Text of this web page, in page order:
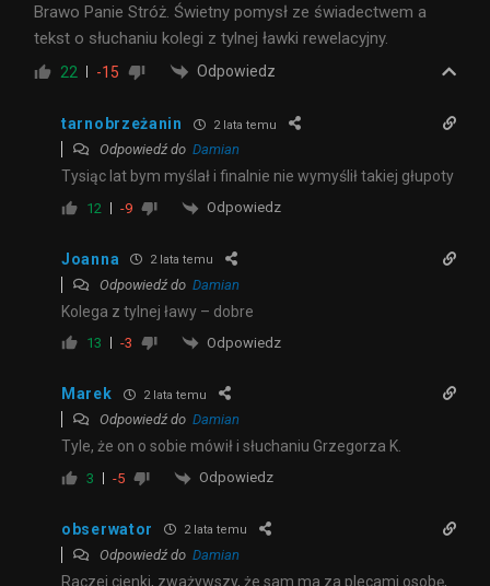
Brawo Panie Stróż. Świetny pomysł ze świadectwem a
tekst o słuchaniu kolegi z tylnej ławki rewelacyjny.
22 -15 Odpowiedz
tarnobrzeżanin 2 lata temu
Odpowiedź do Damian
Tysiąc lat bym myślał i finalnie nie wymyślił takiej głupoty
12 -9 Odpowiedz
Joanna 2 lata temu
Odpowiedź do Damian
Kolega z tylnej ławy – dobre
13 -3 Odpowiedz
Marek 2 lata temu
Odpowiedź do Damian
Tyle, że on o sobie mówił i słuchaniu Grzegorza K.
3 -5 Odpowiedz
obserwator 2 lata temu
Odpowiedź do Damian
Raczej cienki, zważywszy, że sam ma za plecami osobę,